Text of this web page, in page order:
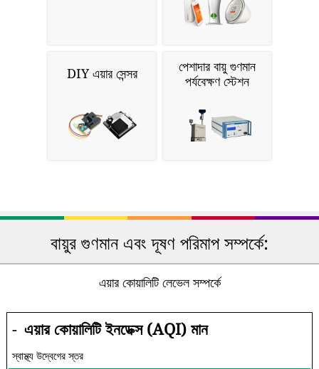
DIY এয়ার সেন্সর
পেশাদার বায়ু গুণমান
পর্যবেক্ষণ স্টেশন
বায়ুর গুণমান এবং দূষণ পরিমাপ সম্পর্কে:
এয়ার কোয়ালিটি লেভেল সম্পর্কে
- এয়ার কোয়ালিটি ইনডেক্স (AQI) মান
স্বাস্থ্য উদ্বেগের স্তর